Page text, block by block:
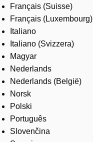
Français (Suisse)
Français (Luxembourg)
Italiano
Italiano (Svizzera)
Magyar
Nederlands
Nederlands (België)
Norsk
Polski
Português
Slovenčina